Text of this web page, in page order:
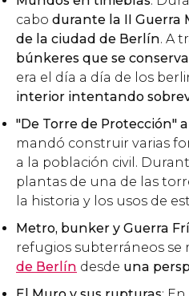
cabo durante la II Guerra
de la ciudad de Berlín. A
búnkeres que se
era el día a día de los
interior intentando
"De Torre de Protección"
mandó construir varias
a la población civil.
plantas de una de las
la historia y los usos de
Metro, bunker y Guerra
refugios subterráneos se
de Berlín desde una